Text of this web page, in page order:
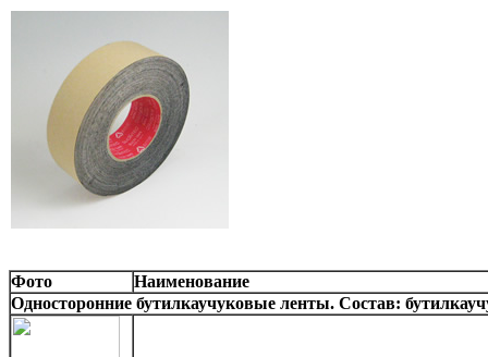
Фото
Наименование
Односторонние бутилкаучуковые ленты. Состав: